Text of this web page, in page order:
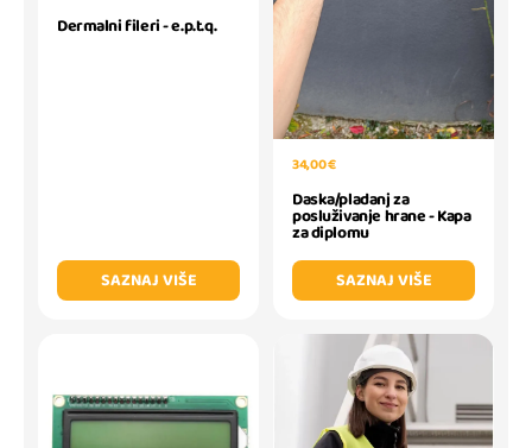
Dermalni fileri - e.p.t.q.
SAZNAJ VIŠE
34,00 €
Daska/pladanj za
posluživanje hrane - Kapa
za diplomu
SAZNAJ VIŠE